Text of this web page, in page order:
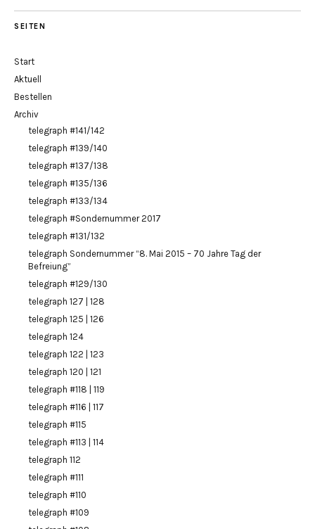
SEITEN
Start
Aktuell
Bestellen
Archiv
telegraph #141/142
telegraph #139/140
telegraph #137/138
telegraph #135/136
telegraph #133/134
telegraph #Sondernummer 2017
telegraph #131/132
telegraph Sondernummer “8. Mai 2015 – 70 Jahre Tag der
Befreiung”
telegraph #129/130
telegraph 127 | 128
telegraph 125 | 126
telegraph 124
telegraph 122 | 123
telegraph 120 | 121
telegraph #118 | 119
telegraph #116 | 117
telegraph #115
telegraph #113 | 114
telegraph 112
telegraph #111
telegraph #110
telegraph #109